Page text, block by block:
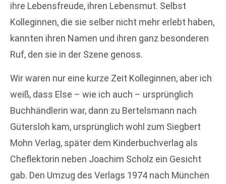
ihre Lebensfreude, ihren Lebensmut. Selbst
Kolleginnen, die sie selber nicht mehr erlebt haben,
kannten ihren Namen und ihren ganz besonderen
Ruf, den sie in der Szene genoss.
Wir waren nur eine kurze Zeit Kolleginnen, aber ich
weiß, dass Else – wie ich auch – ursprünglich
Buchhändlerin war, dann zu Bertelsmann nach
Gütersloh kam, ursprünglich wohl zum Siegbert
Mohn Verlag, später dem Kinderbuchverlag als
Cheflektorin neben Joachim Scholz ein Gesicht
gab. Den Umzug des Verlags 1974 nach München